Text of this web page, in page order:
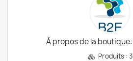
À propos de la boutique:
Produits : 3